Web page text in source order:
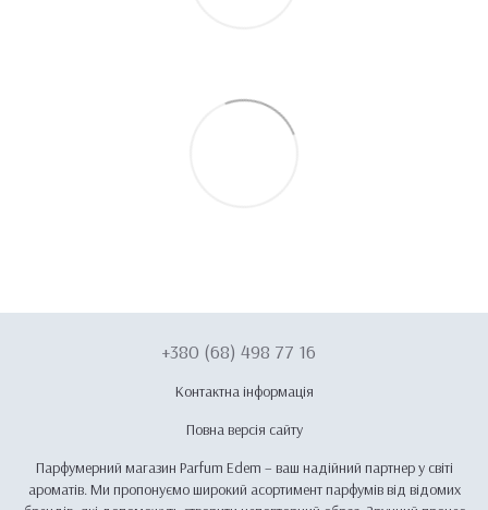
+380 (68) 498 77 16
Контактна інформація
Повна версія сайту
Парфумерний магазин Parfum Edem – ваш надійний партнер у світі
ароматів. Ми пропонуємо широкий асортимент парфумів від відомих